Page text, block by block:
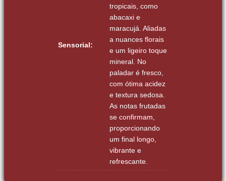
Sensorial:
tropicais, como
abacaxi e
maracujá. Aliadas
a nuances florais
e um ligeiro toque
mineral. No
paladar é fresco,
com ótima acidez
e textura sedosa.
As notas frutadas
se confirmam,
proporcionando
um final longo,
vibrante e
refrescante.